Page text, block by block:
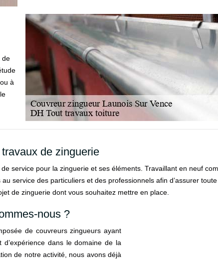
de
à
de zinguerie
service pour la zinguerie et ses éléments. Travaillant en neuf
service des particuliers et des professionnels afin d’assurer
de zinguerie dont vous souhaitez mettre en place.
nous ?
de couvreurs zingueurs ayant
dans le domaine de la
de notre activité, nous avons déjà